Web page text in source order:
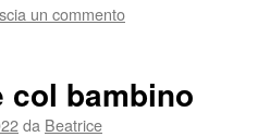
un commento
col bambino
da Beatrice